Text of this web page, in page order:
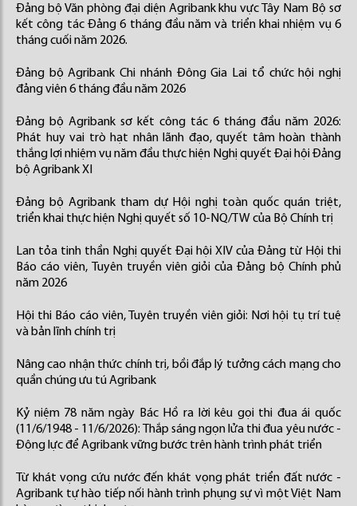
Đảng bộ Văn phòng đại diện Agribank khu vực Tây Nam Bộ sơ
kết công tác Đảng 6 tháng đầu năm và triển khai nhiệm vụ 6
tháng cuối năm 2026.
Đảng bộ Agribank Chi nhánh Đông Gia Lai tổ chức hội nghị
đảng viên 6 tháng đầu năm 2026
Đảng bộ Agribank sơ kết công tác 6 tháng đầu năm 2026:
Phát huy vai trò hạt nhân lãnh đạo, quyết tâm hoàn thành
thắng lợi nhiệm vụ năm đầu thực hiện Nghị quyết Đại hội Đảng
bộ Agribank XI
Đảng bộ Agribank tham dự Hội nghị toàn quốc quán triệt,
triển khai thực hiện Nghị quyết số 10-NQ/TW của Bộ Chính trị
Lan tỏa tinh thần Nghị quyết Đại hội XIV của Đảng từ Hội thi
Báo cáo viên, Tuyên truyền viên giỏi của Đảng bộ Chính phủ
năm 2026
Hội thi Báo cáo viên, Tuyên truyền viên giỏi: Nơi hội tụ trí tuệ
và bản lĩnh chính trị
Nâng cao nhận thức chính trị, bồi đắp lý tưởng cách mạng cho
quần chúng ưu tú Agribank
Kỷ niệm 78 năm ngày Bác Hồ ra lời kêu gọi thi đua ái quốc
(11/6/1948 - 11/6/2026): Thắp sáng ngọn lửa thi đua yêu nước -
Động lực để Agribank vững bước trên hành trình phát triển
Từ khát vọng cứu nước đến khát vọng phát triển đất nước -
Agribank tự hào tiếp nối hành trình phụng sự vì một Việt Nam